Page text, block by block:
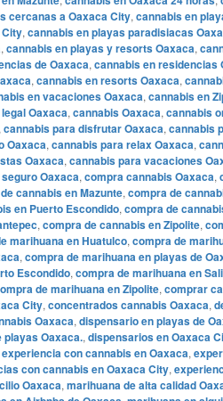
cercanas a Oaxaca City, cannabis en
, cannabis en playas paradisiacas
, cannabis en playas y resorts Oaxaca,
de Oaxaca, cannabis en residencias
, cannabis en resorts Oaxaca,
en vacaciones Oaxaca, cannabis en
Oaxaca, cannabis Oaxaca, cannabis
cannabis para disfrutar Oaxaca, cannabis
Oaxaca, cannabis para relax Oaxaca,
Oaxaca, cannabis para vacaciones
Oaxaca, compra cannabis Oaxaca,
cannabis en Mazunte, compra de
en Puerto Escondido, compra de
, compra de cannabis en Zipolite,
marihuana en Huatulco, compra de
, compra de marihuana en playas de
Escondido, compra de marihuana en
de marihuana en Zipolite, comprar
City, concentrados cannabis Oaxaca,
Oaxaca, dispensario en playas de
Oaxaca., dispensarios en Oaxaca
experiencia con cannabis en Oaxaca,
con cannabis en Oaxaca City,
Oaxaca, marihuana de alta calidad